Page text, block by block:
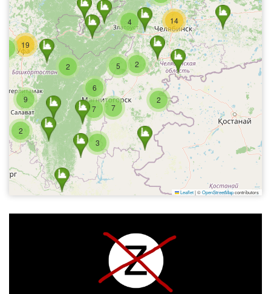
3
7
2
2
4
7
6
5
14
2
2
19
9
Leaflet|©OpenStreetMapcontributors